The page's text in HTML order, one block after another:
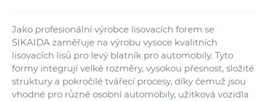
Jako profesionální výrobce lisovacích forem se
SIKAIDA zaměřuje na výrobu vysoce kvalitních
lisovacích lisů pro levý blatník pro automobily. Tyto
formy integrují velké rozměry, vysokou přesnost, složité
struktury a pokročilé tvářecí procesy, díky čemuž jsou
vhodné pro různé osobní automobily, užitková vozidla